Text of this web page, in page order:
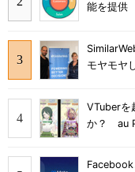
能を提供
モヤモヤ
VTuberを
か？ au